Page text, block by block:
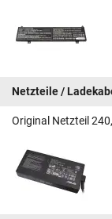
Netzteile /
Original Netzteil